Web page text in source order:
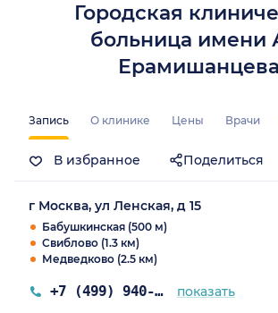
Городская
больница имени
Ерамишанцева
Запись О клинике Цены Врачи
В избранное Поделиться
г Москва, ул Ленская, д 15
Бабушкинская (500 м)
Свиблово (1.3 км)
Медведково (2.5 км)
+7 (499) 940-04-30 показать